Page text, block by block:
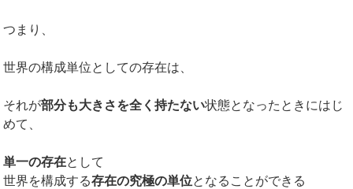
つまり、
世界の構成単位としての存在は、
それが部分も大きさを全く持たない状態となったときにはじ
めて、
単一の存在として
世界を構成する存在の究極の単位となることができる